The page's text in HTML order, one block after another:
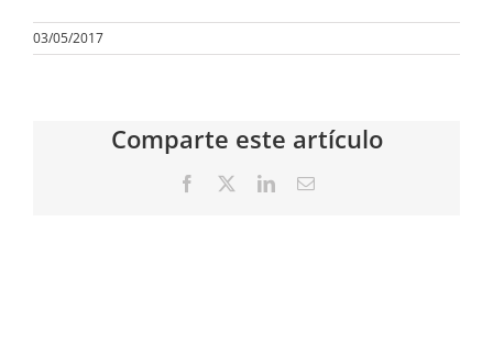
03/05/2017
Comparte este artículo
Facebook LinkedInCorreo